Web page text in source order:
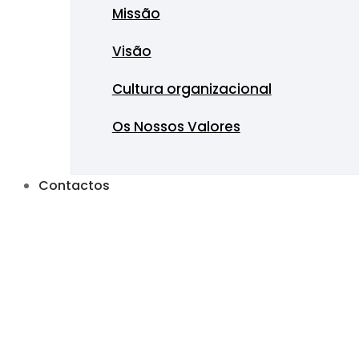
Missão
Visão
Cultura organizacional
Os Nossos Valores
Contactos